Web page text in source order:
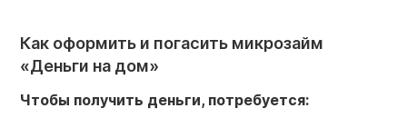
Как оформить и погасить микрозайм
«Деньги на дом»
Чтобы получить деньги, потребуется: